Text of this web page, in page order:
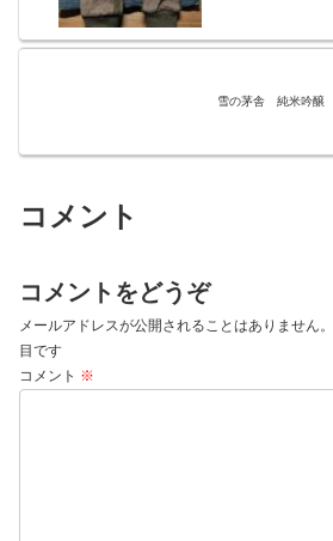
雪の茅舎 純米吟醸
コメント
コメントをどうぞ
メールアドレスが公開されることはありません。
目です
コメント ※